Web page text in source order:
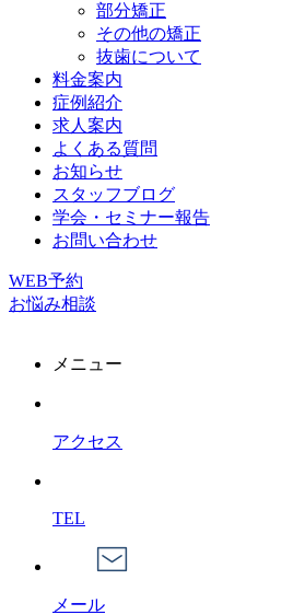
部分矯正
その他の矯正
抜歯について
料金案内
症例紹介
求人案内
よくある質問
お知らせ
スタッフブログ
学会・セミナー報告
お問い合わせ
WEB予約
お悩み相談
メニュー
アクセス
TEL
メール